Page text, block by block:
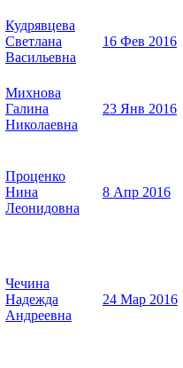
Кудрявцева
Светлана
Васильевна
16 Фев 2016
Михнова
Галина
Николаевна
23 Янв 2016
Проценко
Нина
Леонидовна
8 Апр 2016
Чечина
Надежда
Андреевна
24 Мар 2016